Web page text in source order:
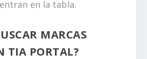
en la tabla.
MARCAS
TIA PORTAL?